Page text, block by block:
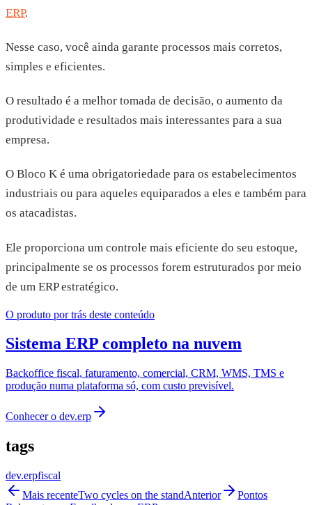
ERP.
Nesse caso, você ainda garante processos mais corretos,
simples e eficientes.
O resultado é a melhor tomada de decisão, o aumento da
produtividade e resultados mais interessantes para a sua
empresa.
O Bloco K é uma obrigatoriedade para os estabelecimentos
industriais ou para aqueles equiparados a eles e também para
os atacadistas.
Ele proporciona um controle mais eficiente do seu estoque,
principalmente se os processos forem estruturados por meio
de um ERP estratégico.
O produto por trás deste conteúdo
Sistema ERP completo na nuvem
Backoffice fiscal, faturamento, comercial, CRM, WMS, TMS e
produção numa plataforma só, com custo previsível.
Conhecer o dev.erp
tags
dev.erpfiscal
Mais recenteTwo cycles on the standAnterior
Pontos